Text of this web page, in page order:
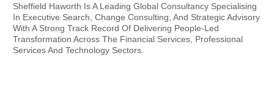
Sheffield Haworth Is A Leading Global Consultancy Specialising
In Executive Search, Change Consulting, And Strategic Advisory
With A Strong Track Record Of Delivering People-Led
Transformation Across The Financial Services, Professional
Services And Technology Sectors.